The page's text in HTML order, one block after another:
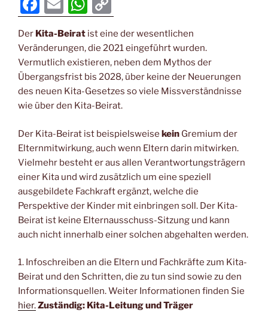
a
c
e
b
o
k
m
ai
l
h
at
s
A
p
o
p
y
Li
n
Der Kita-Beirat ist eine der wesentlichen
Veränderungen, die 2021 eingeführt wurden.
Vermutlich existieren, neben dem Mythos der
Übergangsfrist bis 2028, über keine der Neuerungen
des neuen Kita-Gesetzes so viele Missverständnisse
wie über den Kita-Beirat.
Der Kita-Beirat ist beispielsweise kein Gremium der
Elternmitwirkung, auch wenn Eltern darin mitwirken.
Vielmehr besteht er aus allen Verantwortungsträgern
einer Kita und wird zusätzlich um eine speziell
ausgebildete Fachkraft ergänzt, welche die
Perspektive der Kinder mit einbringen soll. Der Kita-
Beirat ist keine Elternausschuss-Sitzung und kann
auch nicht innerhalb einer solchen abgehalten werden.
1. Infoschreiben an die Eltern und Fachkräfte zum Kita-
Beirat und den Schritten, die zu tun sind sowie zu den
Informationsquellen. Weiter Informationen finden Sie
hier.Zuständig: Kita-Leitung und Träger